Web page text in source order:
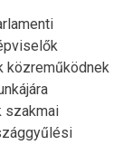
közreműködnek
szakmai